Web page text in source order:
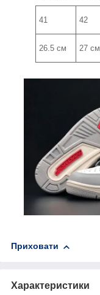
41 42
26.5 см 27 см
Приховати
Характеристики